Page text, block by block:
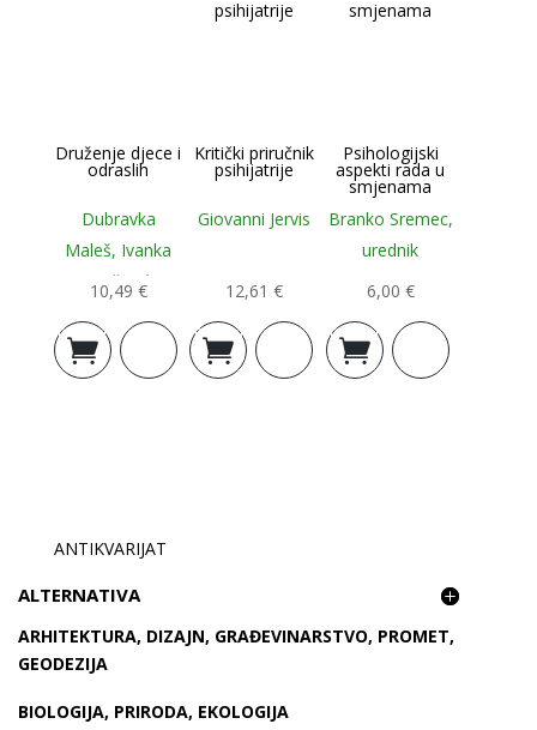
Druženje djece i
odraslih
Dubravka
Maleš, Ivanka
Stričević
10,49 €
Dodaj u
košaricu
Kritički priručnik
psihijatrije
Giovanni Jervis
12,61€
Dodaj u
košaricu
Psihologijski
aspekti rada u
smjenama
Branko Sremec,
urednik
6,00 €
Dodaj u
košaricu
ANTIKVARIJAT
ALTERNATIVA
ARHITEKTURA, DIZAJN, GRAĐEVINARSTVO, PROMET,
GEODEZIJA
BIOLOGIJA, PRIRODA, EKOLOGIJA